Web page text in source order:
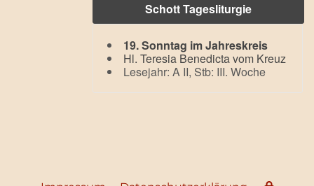
Schott Tagesliturgie
19. Sonntag im Jahreskreis
Hl. Teresia Benedicta vom Kreuz
Lesejahr: A II, Stb: III. Woche